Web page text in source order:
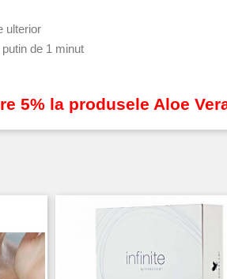
ulterior
de 1 minut
5% la produsele Aloe